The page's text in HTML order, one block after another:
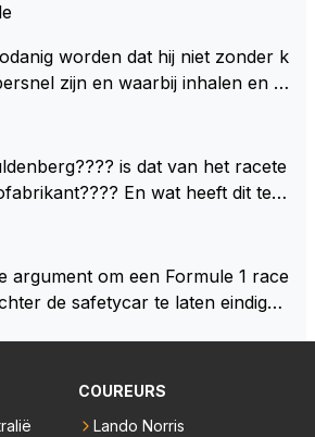
niet het gewenste effect hebb
zo zijn dan zal het 3 jaar zijn, hoo
niet langer. Vergeet niet, hij hee
dan de F1 op dit moment.
worden dat hij niet zonder k
en op de grenzen rijden van de
ouderwetse racen waarbij de ma
Als deze auto's g
beweerd. Dan kan hij
klasse laten zien en he
lol aan.
is dat van het racete
En wat heeft dit te
van newey geworden?? Eerlijk
de kop én het artikel niet echt.
argument om een Formule 1 race
de safetycar te laten eindigen
tot op de liter afgemeten peut...
COUREURS
Lando Norris